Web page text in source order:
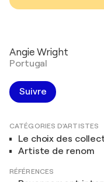
Angie Wright
Portugal
Suivre
CATÉGORIES D'ARTISTES
Le choix des
Artiste de renom
RÉFÉRENCES